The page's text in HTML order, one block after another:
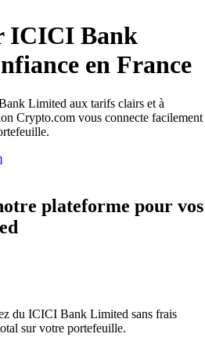
ICICI Bank
en France
Limited aux tarifs clairs et à
Crypto.com vous connecte facilement
plateforme pour vos
du ICICI Bank Limited sans frais
sur votre portefeuille.